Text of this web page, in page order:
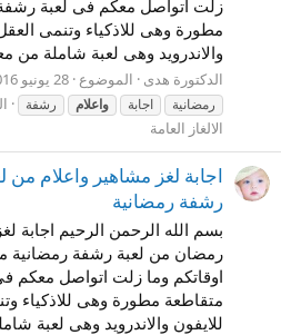
زلت اتواصل معكم فى لعبة
مطورة وهى للاذكياء وتنمى
والاندرويد وهى لعبة شاملة من
الدكتورة هدى الموضوع 28 يونيو 2016
رمضانية
اجابة واعلام رشفة
الالغاز العامة
رشفة رمضانية
رمضان من لعبة رشفة رمضانية
اوقاتكم وما زلت اتواصل معكم
متقاطعة مطورة وهى للاذكياء
للايفون والاندرويد وهى لعبة